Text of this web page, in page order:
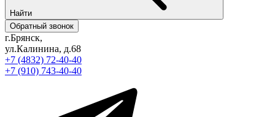
Найти
Обратный звонок
г.Брянск,
ул.Калинина, д.68
+7 (4832) 72-40-40
+7 (910) 743-40-40